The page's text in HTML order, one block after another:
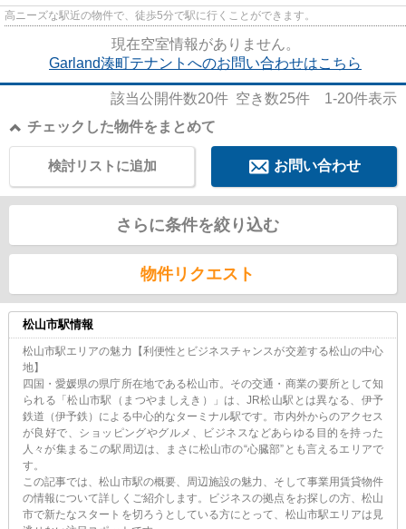
高ニーズな駅近の物件で、徒歩5分で駅に行くことができます。
現在空室情報がありません。
Garland湊町テナントへのお問い合わせはこちら
該当公開件数20件 空き数25件 1-20件表示
チェックした物件をまとめて
お問い合わせ
検討リストに追加
さらに条件を絞り込む
物件リクエスト
松山市駅情報
松山市駅エリアの魅力【利便性とビジネスチャンスが交差する松山の中心
地】
四国・愛媛県の県庁所在地である松山市。その交通・商業の要所として知
られる「松山市駅（まつやましえき）」は、JR松山駅とは異なる、伊予
鉄道（伊予鉄）による中心的なターミナル駅です。市内外からのアクセス
が良好で、ショッピングやグルメ、ビジネスなどあらゆる目的を持った
人々が集まるこの駅周辺は、まさに松山市の“心臓部”とも言えるエリアで
す。
この記事では、松山市駅の概要、周辺施設の魅力、そして事業用賃貸物件
の情報について詳しくご紹介します。ビジネスの拠点をお探しの方、松山
市で新たなスタートを切ろうとしている方にとって、松山市駅エリアは見